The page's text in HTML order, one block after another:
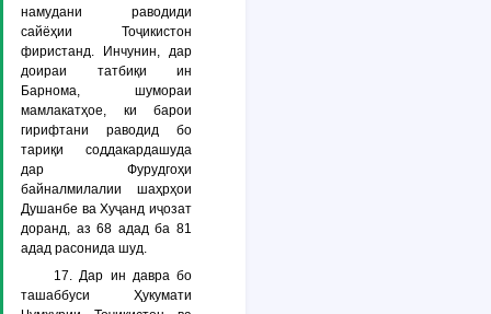
намудани раводиди
сайёҳии Тоҷикистон
фиристанд. Инчунин, дар
доираи татбиқи ин
Барнома, шумораи
мамлакатҳое, ки барои
гирифтани раводид бо
тариқи соддакардашуда
дар Фурудгоҳи
байналмилалии шаҳрҳои
Душанбе ва Хуҷанд иҷозат
доранд, аз 68 адад ба 81
адад расонида шуд.
17. Дар ин давра бо
ташаббуси Ҳукумати